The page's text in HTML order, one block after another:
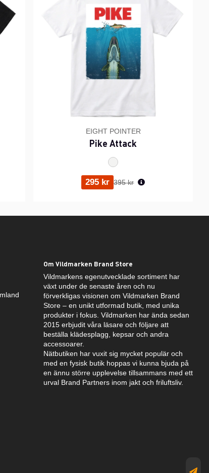
EIGHT POINTER
Pike Attack
295 kr Ordinarie pris:
395 kr
Om Vildmarken Brand Store
Vildmarkens egenutvecklade sortiment har
växt under de senaste åren och nu
förverkligas visionen om Vildmarken Brand
Store – en unikt utformad butik, med unika
produkter i fokus. Vildmarken har ända sedan
2015 erbjudit våra läsare och följare att
beställa klädesplagg, kepsar och andra
accessoarer.
Nätbutiken har vuxit sig mycket populär och
med en fysisk butik hoppas vi kunna bjuda på
en ännu större upplevelse tillsammans med ett
urval Brand Partners inom jakt och friluftsliv.